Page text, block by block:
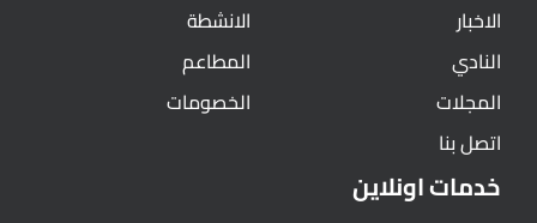
الاخبار
النادي
المجلات
اتصل بنا
الانشطة
المطاعم
الخصومات
خدمات اونلاين